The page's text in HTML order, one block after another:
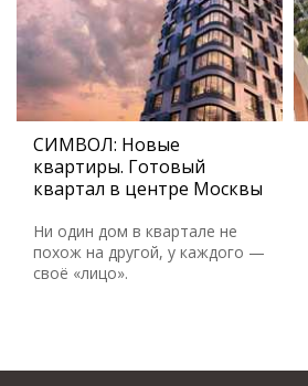
СИМВОЛ: Новые
квартиры. Готовый
квартал в центре Москвы
Ни один дом в квартале не
похож на другой, у каждого —
своё «лицо».